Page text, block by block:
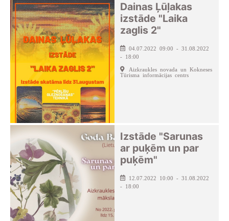
Dainas Ļūļakas
izstāde "Laika
zaglis 2"
04.07.2022 09:00 - 31.08.2022
- 18:00
Aizkraukles novada un Kokneses
Tūrisma informācijas centrs
Izstāde "Sarunas
ar puķēm un par
puķēm"
12.07.2022 10:00 - 31.08.2022
- 18:00